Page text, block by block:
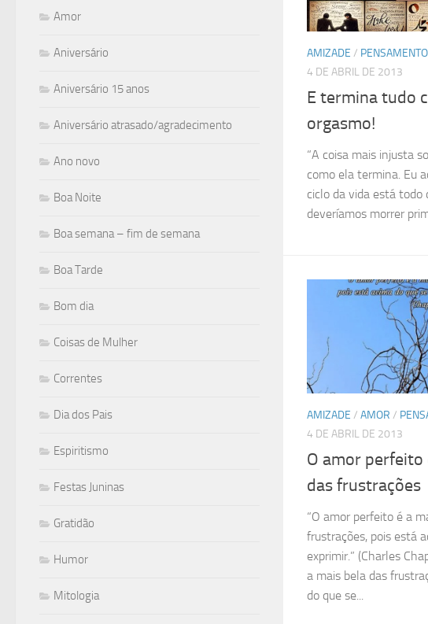
AMIZADE /
4 DE ABRIL DE 2013
E termina tudo
orgasmo!
“A coisa mais injusta
como ela termina. Eu
ciclo da vida está
deveríamos morrer
AMIZADE / AMOR /
4 DE ABRIL DE 2013
O amor perfeito
das frustrações
“O amor perfeito é a
frustrações, pois está
exprimir.” (Charles
a mais bela das
do que se...
Amor
Aniversário
Aniversário 15 anos
Aniversário atrasado/agradecimento
Ano novo
Boa Noite
Boa semana – fim de semana
Boa Tarde
Bom dia
Coisas de Mulher
Correntes
Dia dos Pais
Espiritismo
Festas Juninas
Gratidão
Humor
Mitologia